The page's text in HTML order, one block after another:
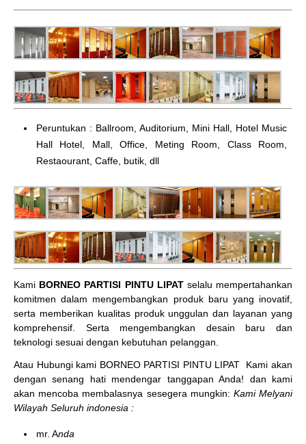
Peruntukan : Ballroom, Auditorium, Mini Hall, Hotel Music
Hall Hotel, Mall, Office, Meting Room, Class Room,
Restaourant, Caffe, butik, dll
Kami BORNEO PARTISI PINTU LIPATselalu mempertahankan
komitmen dalam mengembangkan produk baru yang inovatif,
serta memberikan kualitas produk unggulan dan layanan yang
komprehensif. Serta mengembangkan desain baru dan
teknologi sesuai dengan kebutuhan pelanggan.
Atau Hubungi kami BORNEO PARTISI PINTU LIPAT
Kami akan
dengan senang hati mendengar tanggapan Anda! dan kami
akan mencoba membalasnya sesegera mungkin: Kami Melyani
Wilayah Seluruh indonesia :
mr. Anda